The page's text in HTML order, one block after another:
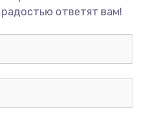
руб.
трубки
руб.
ответят вам!